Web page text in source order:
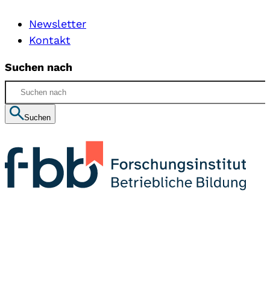
Newsletter
Kontakt
Suchen nach
Suchen